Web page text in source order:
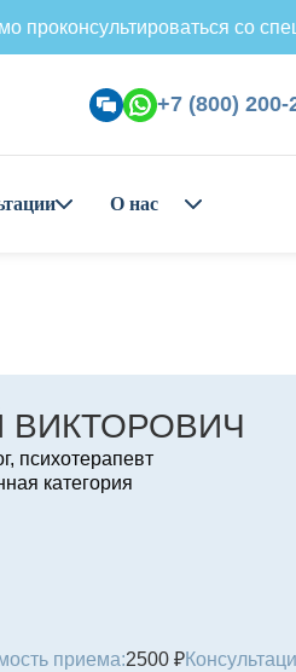
проконсультироваться со
+7 (800) 200-
О нас
ВИКТОРОВИЧ
психотерапевт
категория
приема:2500 ₽